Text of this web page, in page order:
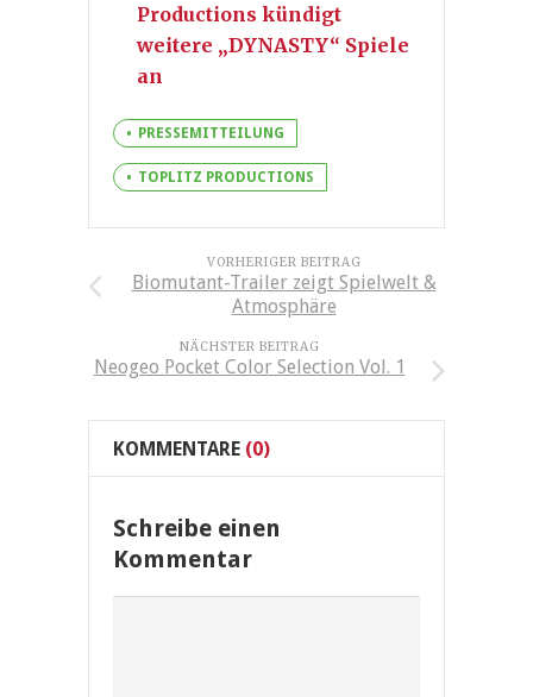
Productions kündigt
weitere „DYNASTY“ Spiele
an
PRESSEMITTEILUNG
TOPLITZ PRODUCTIONS
VORHERIGER BEITRAG
Biomutant-Trailer zeigt Spielwelt &
Atmosphäre
NÄCHSTER BEITRAG
Neogeo Pocket Color Selection Vol. 1
KOMMENTARE (0)
Schreibe einen
Kommentar